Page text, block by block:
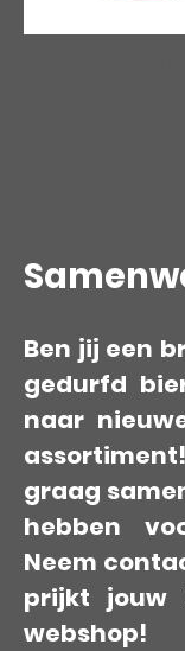
Ben jij een
gedurfd
naar
graag
hebben
Neem
prijkt jouw
webshop!